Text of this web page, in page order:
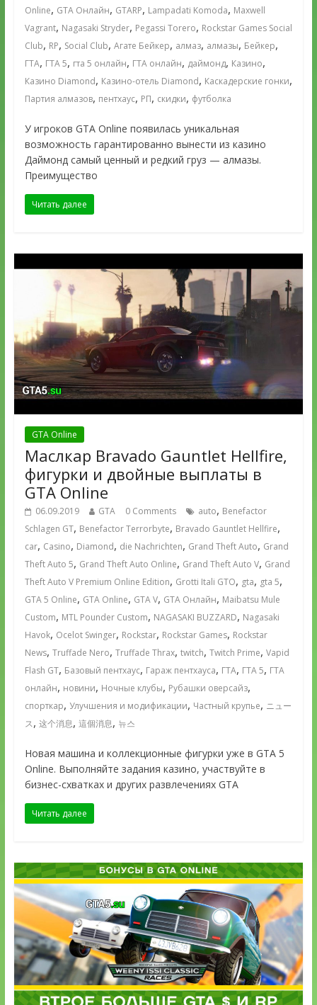
Online, GTA Онлайн, GTARP, Lampadati Komoda, Maxwell
Vagrant, Nagasaki Stryder, Pegassi Torero, Rockstar Games Social
Club, RP, Social Club, Агате Бейкер, алмаз, алмазы, Бейкер,
ГТА, ГТА 5, гта 5 онлайн, ГТА онлайн, даймонд, Казино,
Казино Diamond, Казино-отель Diamond, Каскадерские гонки,
Партия алмазов, пентхаус, РП, скидки, футболка
У игроков GTA Online появилась уникальная
возможность гарантированно вынести из казино
Даймонд самый ценный и редкий груз — алмазы.
Преимущество
Читать далее
GTA Online
Маслкар Bravado Gauntlet Hellfire,
фигурки и двойные выплаты в
GTA Online
06.09.2019 GTA 0 Comments auto, Benefactor
Schlagen GT, Benefactor Terrorbyte, Bravado Gauntlet Hellfire,
car, Casino, Diamond, die Nachrichten, Grand Theft Auto, Grand
Theft Auto 5, Grand Theft Auto Online, Grand Theft Auto V, Grand
Theft Auto V Premium Online Edition, Grotti Itali GTO, gta, gta 5,
GTA 5 Online, GTA Online, GTA V, GTA Онлайн, Maibatsu Mule
Custom, MTL Pounder Custom, NAGASAKI BUZZARD, Nagasaki
Havok, Ocelot Swinger, Rockstar, Rockstar Games, Rockstar
News, Truffade Nero, Truffade Thrax, twitch, Twitch Prime, Vapid
Flash GT, Базовый пентхаус, Гараж пентхауса, ГТА, ГТА 5, ГТА
онлайн, новини, Ночные клубы, Рубашки оверсайз,
спорткар, Улучшения и модификации, Частный крупье, ニュー
ス, 这个消息, 這個消息, 뉴스
Новая машина и коллекционные фигурки уже в GTA 5
Online. Выполняйте задания казино, участвуйте в
бизнес-схватках и других развлечениях GTA
Читать далее